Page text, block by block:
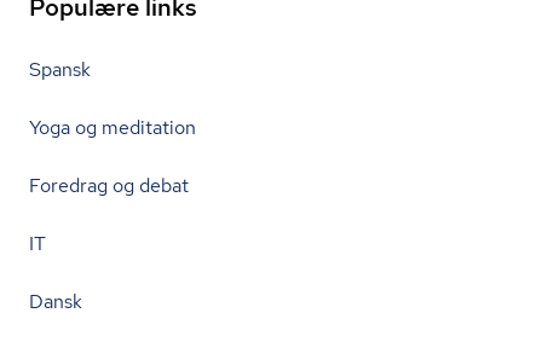
Populære links
Spansk
Yoga og meditation
Foredrag og debat
IT
Dansk